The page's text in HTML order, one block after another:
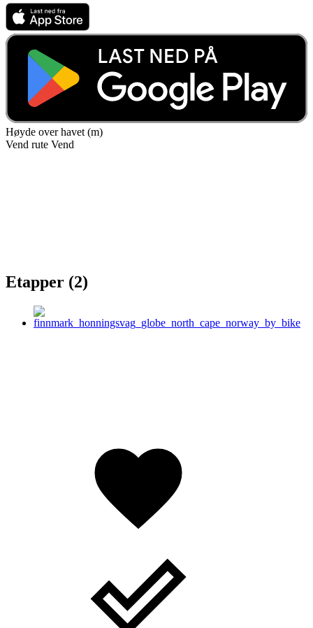
Høyde over havet (m)
Vend rute Vend
Etapper (2)